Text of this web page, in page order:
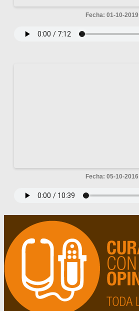
Fecha: 01-10-2019
Fecha: 05-10-2016